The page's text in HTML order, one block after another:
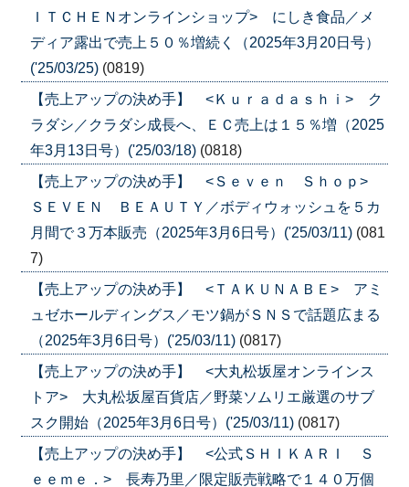
ＩＴＣＨＥＮオンラインショップ> にしき食品／メ
ディア露出で売上５０％増続く（2025年3月20日号）
('25/03/25) (0819)
【売上アップの決め手】 <Ｋｕｒａｄａｓｈｉ> ク
ラダシ／クラダシ成長へ、ＥＣ売上は１５％増（2025
年3月13日号）('25/03/18) (0818)
【売上アップの決め手】 <Ｓｅｖｅｎ Ｓｈｏｐ>
ＳＥＶＥＮ ＢＥＡＵＴＹ／ボディウォッシュを５カ
月間で３万本販売（2025年3月6日号）('25/03/11) (081
7)
【売上アップの決め手】 <ＴＡＫＵＮＡＢＥ> アミ
ュゼホールディングス／モツ鍋がＳＮＳで話題広まる
（2025年3月6日号）('25/03/11) (0817)
【売上アップの決め手】 <大丸松坂屋オンラインス
トア> 大丸松坂屋百貨店／野菜ソムリエ厳選のサブ
スク開始（2025年3月6日号）('25/03/11) (0817)
【売上アップの決め手】 <公式ＳＨＩＫＡＲＩ Ｓ
ｅｅｍｅ．> 長寿乃里／限定販売戦略で１４０万個